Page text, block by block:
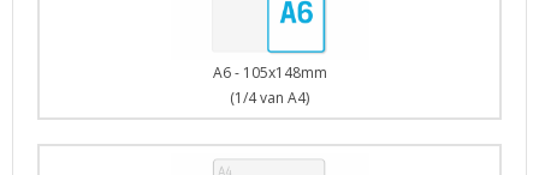
A6 - 105x148mm
(1/4 van A4)